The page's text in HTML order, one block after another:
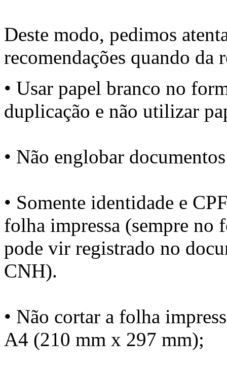
Deste modo, pedimos
recomendações quando da
• Usar papel branco no
duplicação e não utilizar
• Não englobar
• Somente identidade e
folha impressa (sempre no
pode vir registrado no
CNH).
• Não cortar a folha
A4 (210 mm x 297 mm);